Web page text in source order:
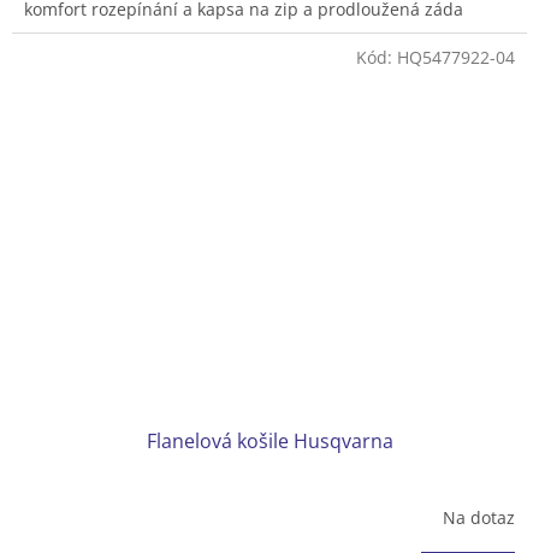
komfort rozepínání a kapsa na zip a prodloužená záda
Flanelová košile Husqvarna
Na dotaz
Kód: HQ5477922-04